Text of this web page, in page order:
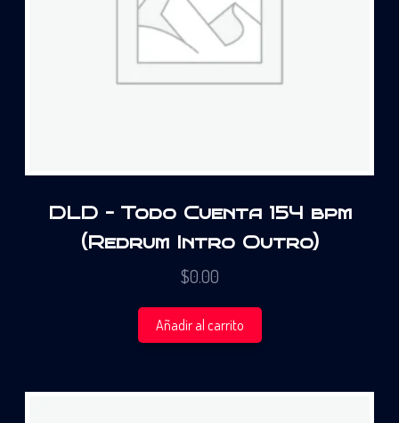
DLD – Todo Cuenta 154 bpm
(Redrum Intro Outro)
$0.00
Añadir al carrito